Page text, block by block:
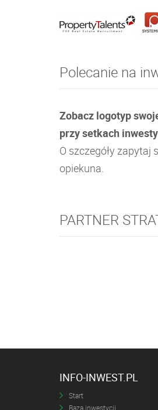
Polecanie na
Zobacz logotyp
przy setkach
O szczegóły zapytaj
opiekuna.
PARTNER
INFO-INWEST.PL
Start
Baza inwestycji